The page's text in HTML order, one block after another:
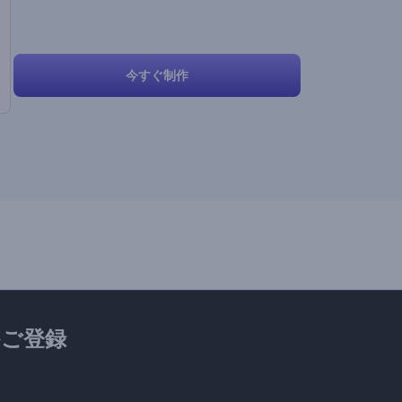
今すぐ制作
登録